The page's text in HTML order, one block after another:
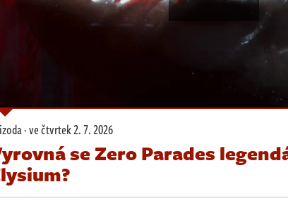
·ve čtvrtek2. 7. 2026
se Zero Parades